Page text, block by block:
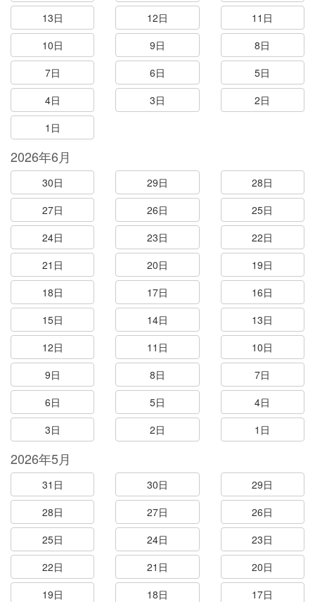
13日
12日
11日
10日
9日
8日
7日
6日
5日
4日
3日
2日
1日
2026年6月
30日 29日
28日
27日
26日
25日
24日
23日
22日
21日
20日
19日
18日
17日
16日
15日
14日
13日
12日
11日
10日
9日
8日
7日
6日
5日
4日
3日
2日 1日
2026年5月
31日 30日
29日
28日
27日
26日
25日
24日
23日
22日
21日
20日
19日
18日
17日